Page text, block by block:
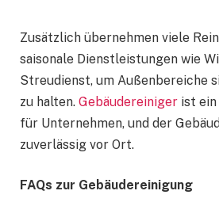
Zusätzlich übernehmen viele
saisonale Dienstleistungen wie
Streudienst, um Außenbereiche
zu halten. Gebäudereiniger ist
für Unternehmen, und der
zuverlässig vor Ort.
FAQs zur Gebäudereinigung